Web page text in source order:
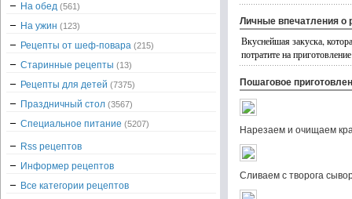
Личные впечатления о
Вкуснейшая закуска,
потратите на
Пошаговое
Нарезаем и очищаем
Сливаем с творога
На обед (561)
На ужин (123)
Рецепты от шеф-повара (215)
Старинные рецепты (13)
Рецепты для детей (7375)
Праздничный стол (3567)
Специальное питание (5207)
Rss рецептов
Информер рецептов
Все категории рецептов